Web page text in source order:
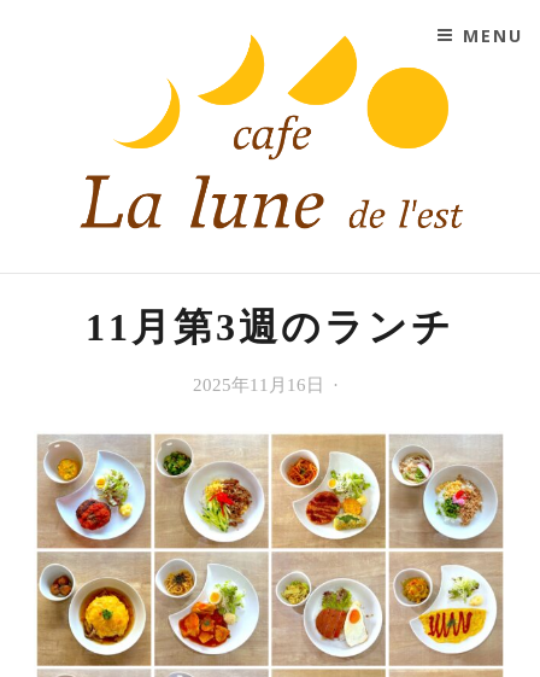
お店
MENU
11月第3週のランチ
今
の
ラ
ン
チ
2025年11月16日
lune
de
l'est